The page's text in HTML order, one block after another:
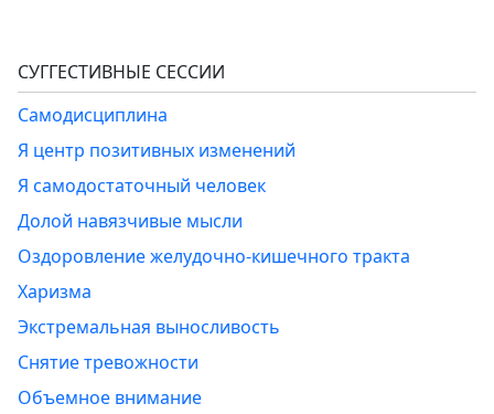
СУГГЕСТИВНЫЕ СЕССИИ
Самодисциплина
Я центр позитивных изменений
Я самодостаточный человек
Долой навязчивые мысли
Оздоровление желудочно-кишечного тракта
Харизма
Экстремальная выносливость
Снятие тревожности
Объемное внимание